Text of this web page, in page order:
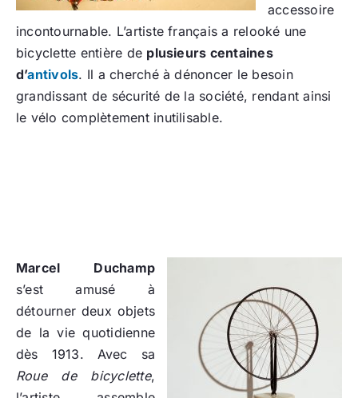
accessoire
incontournable. L’artiste français a relooké une
bicyclette entière de plusieurs centaines
d’antivols. Il a cherché à dénoncer le besoin
grandissant de sécurité de la société, rendant ainsi
le vélo complètement inutilisable.
Marcel Duchamp
s’est amusé à
détourner deux objets
de la vie quotidienne
dès 1913. Avec sa
Roue de bicyclette,